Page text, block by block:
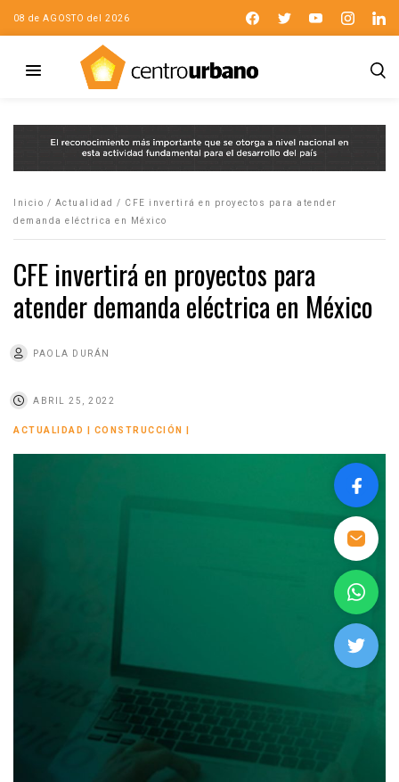
08 de AGOSTO del 2026
Inicio / Actualidad / CFE invertirá en proyectos para atender
demanda eléctrica en México
CFE invertirá en proyectos para
atender demanda eléctrica en México
PAOLA DURÁN
ABRIL 25, 2022
ACTUALIDAD CONSTRUCCIÓN